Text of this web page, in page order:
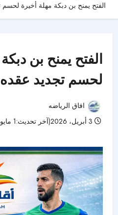
الفتح يمنح بن دبكة مهلة أخيرة لحسم
الفتح يمنح بن
لحسم تجديد عقده
افاق الرياضه